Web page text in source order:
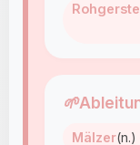
Rohgerste
🌱
Mälzer